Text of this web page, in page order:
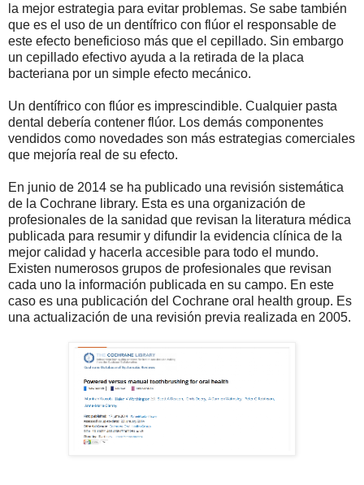
la mejor estrategia para evitar problemas. Se sabe también
que es el uso de un dentífrico con flúor el responsable de
este efecto beneficioso más que el cepillado. Sin embargo
un cepillado efectivo ayuda a la retirada de la placa
bacteriana por un simple efecto mecánico.
Un dentífrico con flúor es imprescindible. Cualquier pasta
dental debería contener flúor. Los demás componentes
vendidos como novedades son más estrategias comerciales
que mejoría real de su efecto.
En junio de 2014 se ha publicado una revisión sistemática
de la Cochrane library. Esta es una organización de
profesionales de la sanidad que revisan la literatura médica
publicada para resumir y difundir la evidencia clínica de la
mejor calidad y hacerla accesible para todo el mundo.
Existen numerosos grupos de profesionales que revisan
cada uno la información publicada en su campo. En este
caso es una publicación del Cochrane oral health group. Es
una actualización de una revisión previa realizada en 2005.